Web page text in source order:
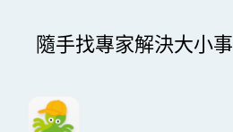
隨手找專家解決大小事